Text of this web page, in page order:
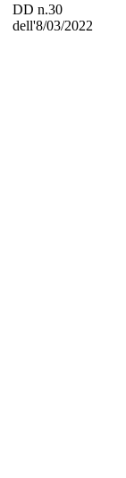
DD n.30
dell'8/03/2022